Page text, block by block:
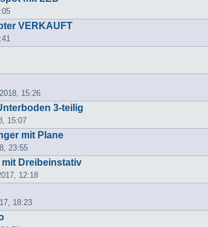
VERKAUFT
15:26
3-teilig
15:07
mit Plane
23:55
mit Dreibeinstativ
12:18
18:23